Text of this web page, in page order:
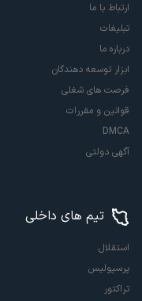
ارتباط با ما
تبلیغات
درباره ما
ابزار توسعه دهندگان
فرصت های شغلی
قوانین و مقررات
DMCA
آگهی دولتی
تیم های داخلی
استقلال
پرسپولیس
تراکتور